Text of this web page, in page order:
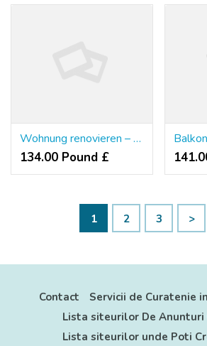
Wohnung renovieren – So verwandelst du dein Zuhause in eine Wohlfühloase
134.00 Pound £
1 2 3 >
Contact
Servicii de Curatenie
Lista siteurilor De Anunturi
Lista siteurilor unde Poti